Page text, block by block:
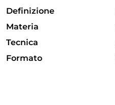
Definizione
Materia
Tecnica
Formato